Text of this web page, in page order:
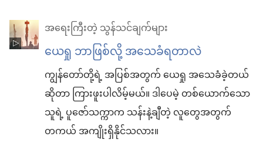
အရေးကြီးတဲ့ သွန်သင်ချက်များ
ယေရှု ဘာဖြစ်လို့ အသေခံရတာလဲ
ကျွန်တော်တို့ရဲ့ အပြစ်အတွက် ယေရှု အသေခံခဲ့တယ်
ဆိုတာ ကြားဖူးပါလိမ့်မယ်။ ဒါပေမဲ့ တစ်ယောက်သော
သူရဲ့ ပူဇော်သက္ကာက သန်းနဲ့ချီတဲ့ လူတွေအတွက်
တကယ် အကျိုးရှိနိုင်သလား။